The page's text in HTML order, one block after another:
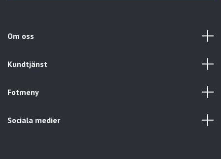
Om oss
Kundtjänst
Fotmeny
Sociala medier